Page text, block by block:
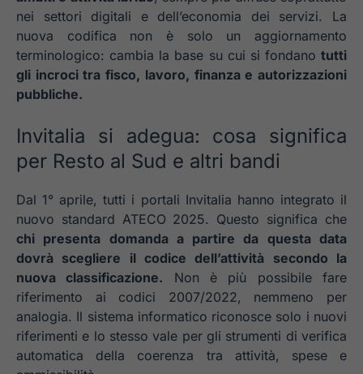
nei settori digitali e dell’economia dei servizi. La
nuova codifica non è solo un aggiornamento
terminologico: cambia la base su cui si fondano tutti
gli incroci tra fisco, lavoro, finanza e autorizzazioni
pubbliche.
Invitalia si adegua: cosa significa
per Resto al Sud e altri bandi
Dal 1° aprile, tutti i portali Invitalia hanno integrato il
nuovo standard ATECO 2025. Questo significa che
chi presenta domanda a partire da questa data
dovrà scegliere il codice dell’attività secondo la
nuova classificazione. Non è più possibile fare
riferimento ai codici 2007/2022, nemmeno per
analogia. Il sistema informatico riconosce solo i nuovi
riferimenti e lo stesso vale per gli strumenti di verifica
automatica della coerenza tra attività, spese e